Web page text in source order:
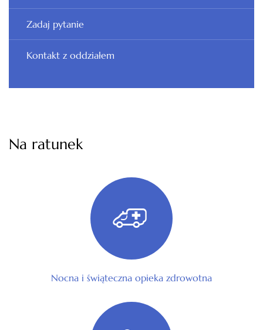
Zadaj pytanie
Kontakt z oddziałem
Na ratunek
Nocna i świąteczna opieka zdrowotna